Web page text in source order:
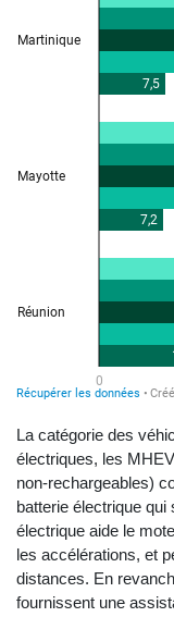
La catégorie des
électriques, les
non-rechargeables)
batterie électrique
électrique aide le
les accélérations, et
distances. En
fournissent une